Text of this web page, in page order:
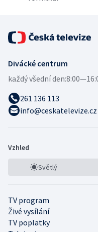
Divácké centrum
každý všední den:
261 136 113
info@ceskatelevize.cz
Vzhled
Světlý
TV program
Živé vysílání
TV poplatky